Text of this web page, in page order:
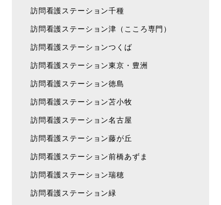
訪問看護ステーション千種
訪問看護ステーション津（こころ専門）
訪問看護ステーションつくば
訪問看護ステーション東京・豊洲
訪問看護ステーション徳島
訪問看護ステーション苫小牧
訪問看護ステーション名古屋
訪問看護ステーション藤が丘
訪問看護ステーション前橋あずま
訪問看護ステーション瑞穂
訪問看護ステーション緑